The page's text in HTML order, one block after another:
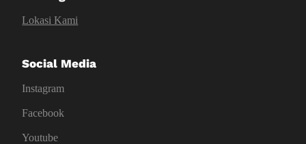
Lokasi Kami
Social Media
Instagram
Facebook
Youtube